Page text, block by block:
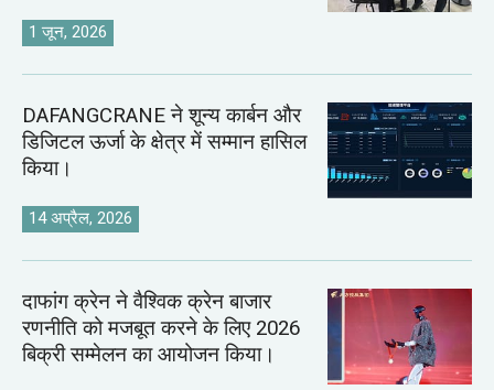
1 जून, 2026
DAFANGCRANE ने शून्य कार्बन और
डिजिटल ऊर्जा के क्षेत्र में सम्मान हासिल
किया।
14 अप्रैल, 2026
दाफांग क्रेन ने वैश्विक क्रेन बाजार
रणनीति को मजबूत करने के लिए 2026
बिक्री सम्मेलन का आयोजन किया।